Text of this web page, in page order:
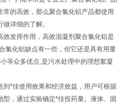
常的高效，那么聚合氯化铝产品都使用
详细的了解。
发挥作用，高效混凝剂聚合氯化铝是
氯化铝缺点有一些，但它还是具有用量
等众多优点,是污水处理中的理想絮凝
到*佳使用效果和经济效益，用户可根据
，通过实验确定*佳投药量。液体、固